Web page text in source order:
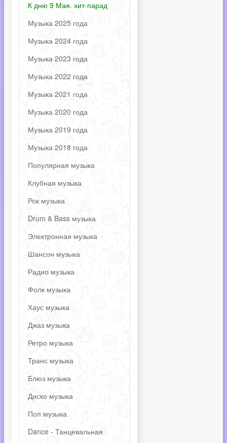
К дню 9 Мая. хит-парад
Музыка 2025 года
Музыка 2024 года
Музыка 2023 года
Музыка 2022 года
Музыка 2021 года
Музыка 2020 года
Музыка 2019 года
Музыка 2018 года
Популярная музыка
Клубная музыка
Рок музыка
Drum & Bass музыка
Электронная музыка
Шансон музыка
Радио музыка
Фолк музыка
Хаус музыка
Джаз музыка
Ретро музыка
Транс музыка
Блюз музыка
Диско музыка
Поп музыка
Dance - Танцевальная